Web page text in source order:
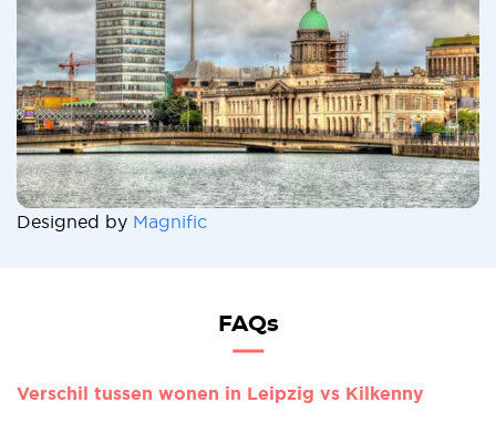
Designed by Magnific
FAQs
Verschil tussen wonen in Leipzig vs Kilkenny